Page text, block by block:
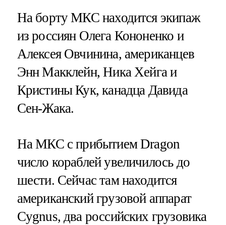
На борту МКС находится экипаж
из россиян Олега Кононенко и
Алексея Овчинина, американцев
Энн Макклейн, Ника Хейга и
Кристины Кук, канадца Давида
Сен-Жака.
На МКС с прибытием Dragon
число кораблей увеличилось до
шести. Сейчас там находится
американский грузовой аппарат
Cygnus, два российских грузовика